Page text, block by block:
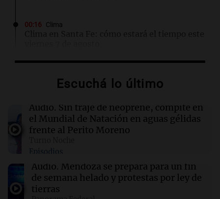
00:16 Clima
Clima en Santa Fe: cómo estará el tiempo este
Clima en Rosario: cómo estará el tiempo este
00:11 Mundo
Incendio en Cuernavaca por fuga de gas en
00:05 Política y Economía
Ley de Propiedad Privada: maratónica sesión
en el Senado sin el capítulo de tierras para
Escuchá lo último
Audio. Sin traje de neoprene, compite en
el Mundial de Natación en aguas gélidas
frente al Perito Moreno
Episodios
Audio. Mendoza se prepara para un fin
de semana helado y protestas por ley de
tierras